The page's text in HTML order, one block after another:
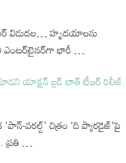
విడుదల… హృదయాలను
ఎంటర్‌టైనర్‌గా భారీ …
యాక్షన్ బ్లడ్ బాత్ టీజర్ రిలీజ్.
'పాన్-వరల్డ్' చిత్రం 'ది ప్యారడైజ్'పై
…